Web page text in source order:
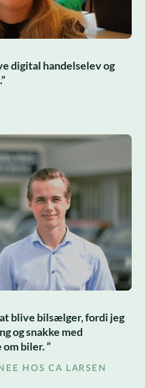
digital handelselev og
blive bilsælger, fordi jeg
og snakke med
om biler.
HOS CA LARSEN